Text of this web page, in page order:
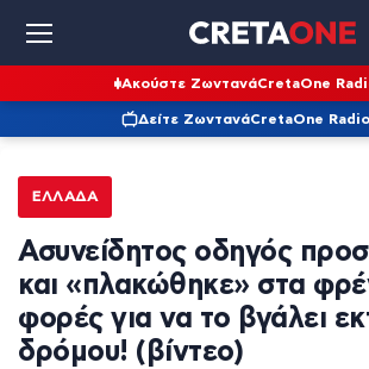
Ακούστε ΖωντανάCretaOne
Δείτε ΖωντανάCretaOne
ΕΛΛΆΔΑ
Ασυνείδητος οδηγός
και «πλακώθηκε» στα
φορές για να το βγάλει
δρόμου! (βίντεο)